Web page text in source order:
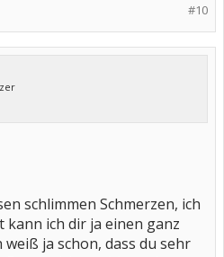
#10
schlimmen Schmerzen, ich
kann ich dir ja einen ganz
weiß ja schon, dass du sehr